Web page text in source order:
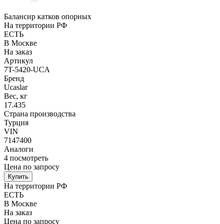
Балансир катков опорных
На территории РФ
ЕСТЬ
В Москве
На заказ
Артикул
7T-5420-UCA
Бренд
Ucaslar
Вес, кг
17.435
Страна производства
Турция
VIN
7147400
Аналоги
4 посмотреть
Цена по запросу
Купить
На территории РФ
ЕСТЬ
В Москве
На заказ
Цена по запросу